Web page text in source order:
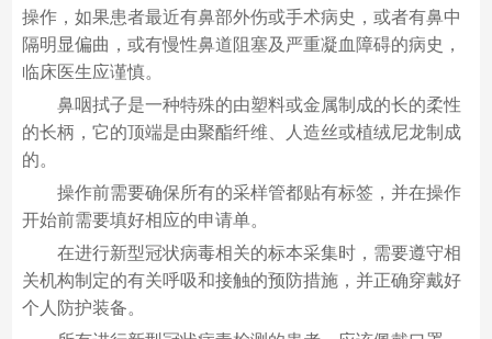
操作，如果患者最近有鼻部外伤或手术病史，或者有鼻中
隔明显偏曲，或有慢性鼻道阻塞及严重凝血障碍的病史，
临床医生应谨慎。
鼻咽拭子是一种特殊的由塑料或金属制成的长的柔性
的长柄，它的顶端是由聚酯纤维、人造丝或植绒尼龙制成
的。
操作前需要确保所有的采样管都贴有标签，并在操作
开始前需要填好相应的申请单。
在进行新型冠状病毒相关的标本采集时，需要遵守相
关机构制定的有关呼吸和接触的预防措施，并正确穿戴好
个人防护装备。